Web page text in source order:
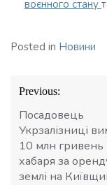
воєнного стану
Posted in Новини
Навігація
записів
Previous:
Посадовець
Укрзалізниці
10 млн гривень
хабаря за
землі на